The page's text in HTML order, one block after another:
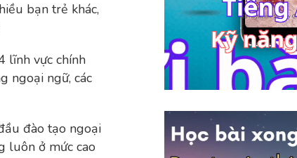
bạn trẻ khác,
lĩnh vực chính
ngoại ngữ, các
đào tạo ngoại
luôn ở mức cao